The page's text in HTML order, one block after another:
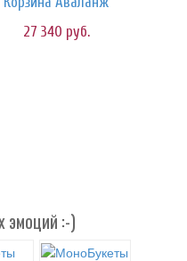
27 340 руб.
эмоций :-)